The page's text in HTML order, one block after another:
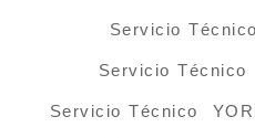
Servicio
Servicio
Servicio Técnico